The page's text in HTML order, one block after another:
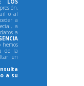
LOS
o al
a
a
a
de la
en
a su